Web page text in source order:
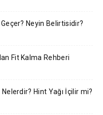
Neyin Belirtisidir?
Fit Kalma Rehberi
Nelerdir? Hint Yağı İçilir mi?